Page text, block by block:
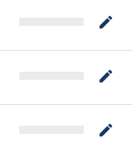
mode_edit
mode_edit
mode_edit